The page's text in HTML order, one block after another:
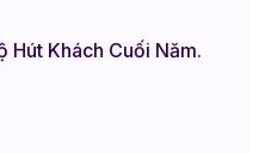
Hút Khách Cuối Năm.